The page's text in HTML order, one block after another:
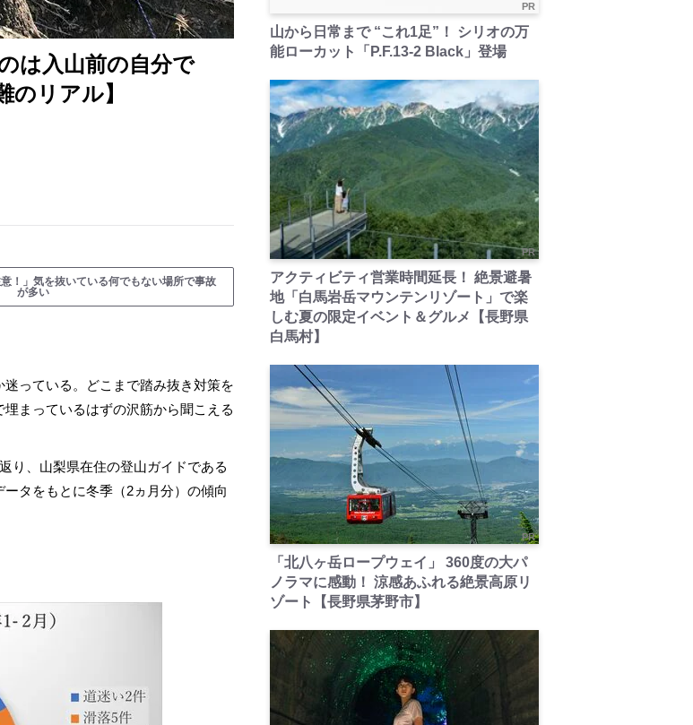
は入山前の自分で
のリアル】
！」気を抜いている何でもない場所で事故
が多い
っている。どこまで踏み抜き対策を
まっているはずの沢筋から聞こえる
り、山梨県在住の登山ガイドである
タをもとに冬季（2ヵ月分）の傾向
PR
山から日常まで “これ1足”！ シリオの万
能ローカット「P.F.13-2 Black」登場
PR
アクティビティ営業時間延長！ 絶景避暑
地「白馬岩岳マウンテンリゾート」で楽
しむ夏の限定イベント＆グルメ【長野県
白馬村】
PR
「北八ヶ岳ロープウェイ」 360度の大パ
ノラマに感動！ 涼感あふれる絶景高原リ
ゾート【長野県茅野市】